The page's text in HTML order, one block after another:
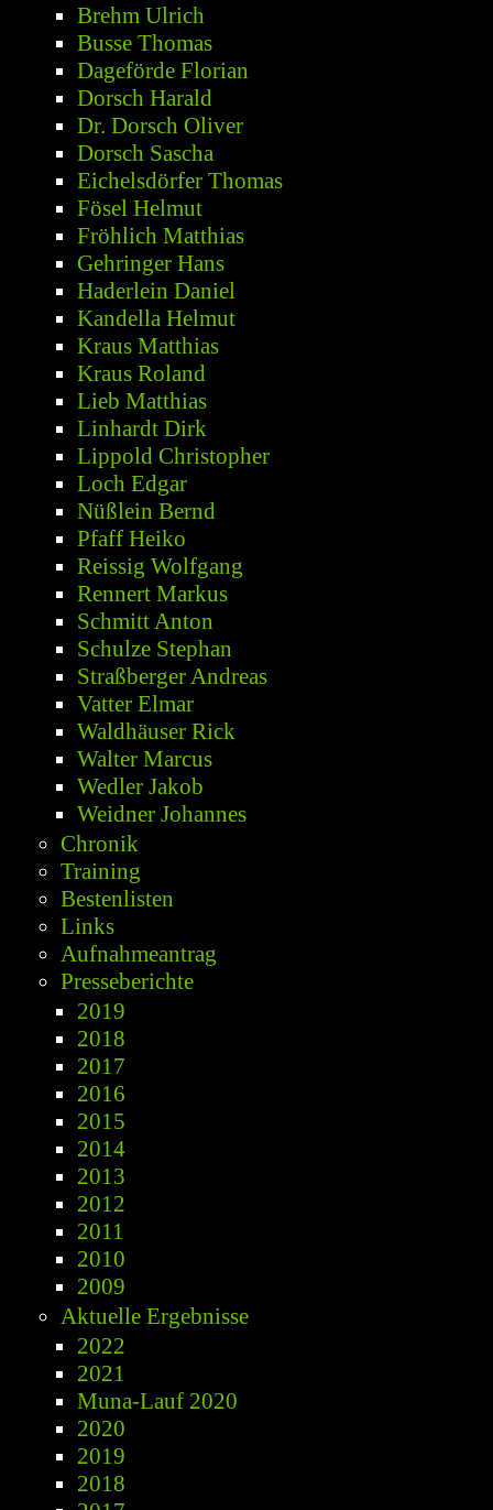
Brehm Ulrich
Busse Thomas
Dageförde Florian
Dorsch Harald
Dr. Dorsch Oliver
Dorsch Sascha
Eichelsdörfer Thomas
Fösel Helmut
Fröhlich Matthias
Gehringer Hans
Haderlein Daniel
Kandella Helmut
Kraus Matthias
Kraus Roland
Lieb Matthias
Linhardt Dirk
Lippold Christopher
Loch Edgar
Nüßlein Bernd
Pfaff Heiko
Reissig Wolfgang
Rennert Markus
Schmitt Anton
Schulze Stephan
Straßberger Andreas
Vatter Elmar
Waldhäuser Rick
Walter Marcus
Wedler Jakob
Weidner Johannes
Chronik
Training
Bestenlisten
Links
Aufnahmeantrag
Presseberichte
2019
2018
2017
2016
2015
2014
2013
2012
2011
2010
2009
Aktuelle Ergebnisse
2022
2021
Muna-Lauf 2020
2020
2019
2018